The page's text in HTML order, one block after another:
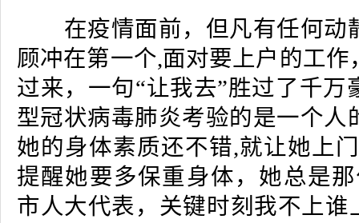
在疫情面前，但凡有任何动
顾冲在第一个,面对要上户的工作
过来，一句“让我去”胜过了千万
型冠状病毒肺炎考验的是一个人
她的身体素质还不错,就让她上
提醒她要多保重身体，她总是
市人大代表，关键时刻我不上谁